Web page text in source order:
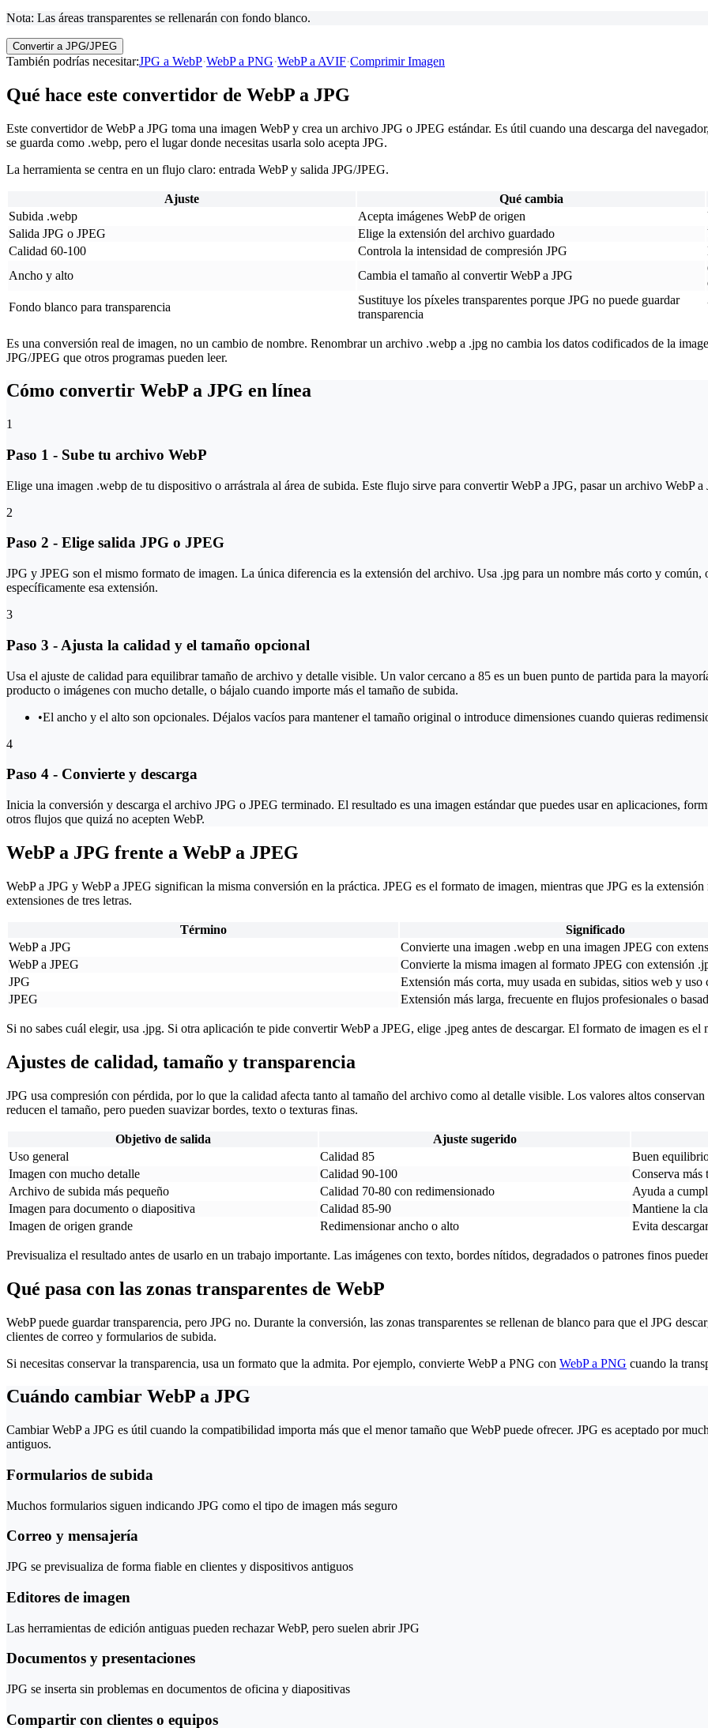
Nota: Las áreas transparentes se rellenarán con fondo blanco.
Convertir a JPG/JPEG
También podrías necesitar:JPG a WebP·WebP a PNG·WebP a AVIF·Comprimir Imagen
Qué hace este convertidor de WebP a JPG
Este convertidor de WebP a JPG toma una imagen WebP y crea un archivo JPG o JPEG estándar. Es útil cuando una descarga del
se guarda como .webp, pero el lugar donde necesitas usarla solo acepta JPG.
La herramienta se centra en un flujo claro: entrada WebP y salida JPG/JPEG.
Ajuste Qué cambia
Subida .webp
Acepta imágenes WebP de origen
Salida JPG o JPEG
Elige la extensión del archivo guardado
Calidad 60-100
Controla la intensidad de compresión JPG
Ancho y alto
Cambia el tamaño al convertir WebP a JPG
Fondo blanco para transparencia
Sustituye los píxeles transparentes porque JPG no puede guardar
transparencia
Es una conversión real de imagen, no un cambio de nombre. Renombrar un archivo .webp a .jpg no cambia los datos codificados de la
JPG/JPEG que otros programas pueden leer.
Cómo convertir WebP a JPG en línea
1
Paso 1 - Sube tu archivo WebP
Elige una imagen .webp de tu dispositivo o arrástrala al área de subida. Este flujo sirve para convertir WebP a JPG, pasar un archivo WebP
2
Paso 2 - Elige salida JPG o JPEG
JPG y JPEG son el mismo formato de imagen. La única diferencia es la extensión del archivo. Usa .jpg para un nombre más corto y
específicamente esa extensión.
3
Paso 3 - Ajusta la calidad y el tamaño opcional
Usa el ajuste de calidad para equilibrar tamaño de archivo y detalle visible. Un valor cercano a 85 es un buen punto de partida para la
producto o imágenes con mucho detalle, o bájalo cuando importe más el tamaño de subida.
•El ancho y el alto son opcionales. Déjalos vacíos para mantener el tamaño original o introduce dimensiones cuando quieras
4
Paso 4 - Convierte y descarga
Inicia la conversión y descarga el archivo JPG o JPEG terminado. El resultado es una imagen estándar que puedes usar en aplicaciones,
otros flujos que quizá no acepten WebP.
WebP a JPG frente a WebP a JPEG
WebP a JPG y WebP a JPEG significan la misma conversión en la práctica. JPEG es el formato de imagen, mientras que JPG es la
extensiones de tres letras.
Término
Significado
WebP a JPG
Convierte una imagen .webp en una imagen JPEG con
WebP a JPEG
Convierte la misma imagen al formato JPEG con extensión
JPG
Extensión más corta, muy usada en subidas, sitios web y uso
JPEG
Extensión más larga, frecuente en flujos profesionales o
Si no sabes cuál elegir, usa .jpg. Si otra aplicación te pide convertir WebP a JPEG, elige .jpeg antes de descargar. El formato de imagen es el
Ajustes de calidad, tamaño y transparencia
JPG usa compresión con pérdida, por lo que la calidad afecta tanto al tamaño del archivo como al detalle visible. Los valores altos
reducen el tamaño, pero pueden suavizar bordes, texto o texturas finas.
Objetivo de salida Ajuste sugerido
Uso general
Calidad 85
Buen
Imagen con mucho detalle
Calidad 90-100
Conserva más
Archivo de subida más pequeño
Calidad 70-80 con redimensionado
Ayuda a
Imagen para documento o diapositiva
Calidad 85-90
Mantiene la
Imagen de origen grande
Redimensionar ancho o alto Evita
Previsualiza el resultado antes de usarlo en un trabajo importante. Las imágenes con texto, bordes nítidos, degradados o patrones finos
Qué pasa con las zonas transparentes de WebP
WebP puede guardar transparencia, pero JPG no. Durante la conversión, las zonas transparentes se rellenan de blanco para que el JPG
clientes de correo y formularios de subida.
Si necesitas conservar la transparencia, usa un formato que la admita. Por ejemplo, convierte WebP a PNG con WebP a PNG cuando la
Cuándo cambiar WebP a JPG
Cambiar WebP a JPG es útil cuando la compatibilidad importa más que el menor tamaño que WebP puede ofrecer. JPG es aceptado por
antiguos.
Formularios de subida
Muchos formularios siguen indicando JPG como el tipo de imagen más seguro
Correo y mensajería
JPG se previsualiza de forma fiable en clientes y dispositivos antiguos
Editores de imagen
Las herramientas de edición antiguas pueden rechazar WebP, pero suelen abrir JPG
Documentos y presentaciones
JPG se inserta sin problemas en documentos de oficina y diapositivas
Compartir con clientes o equipos